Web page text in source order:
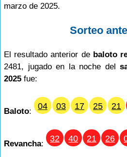
marzo de 2025.
Sorteo
El resultado anterior de baloto
2481, jugado en la noche del
2025 fue:
Baloto:
04 03 17 25 21
Revancha:
32 40 21 26